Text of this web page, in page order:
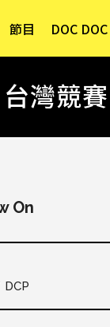
節目 DOC DOC
台灣競賽
On
DCP